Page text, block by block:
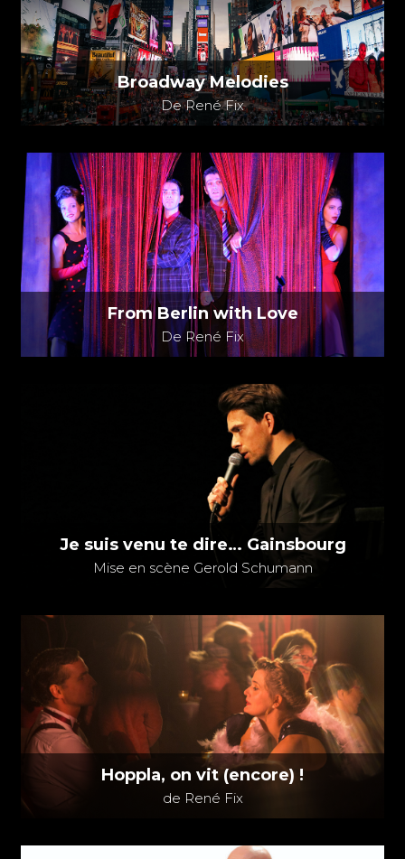
Broadway Melodies
De René Fix
From Berlin with Love
De René Fix
Je suis venu te dire… Gainsbourg
Mise en scène Gerold Schumann
Hoppla, on vit (encore) !
de René Fix